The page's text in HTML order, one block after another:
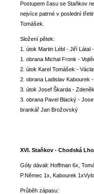
Postupem času se Staňkov
nejvíce patrné v poslední
Tomášek.
Složení pětek:
1. útok Martin Lébl - Jiří Látal
1. obrana Michal Fronk -
2. útok Karel Tomášek -
2. obrana Ladislav Kabourek
3. útok Josef Škarda -
3. obrana Pavel Blacký -
brankář Jan Brožovský
XVI. Staňkov - Chodská
Góly dávali: Hoffman 6x,
P.Němec 1x, Kabourek
Průběh zápasu: